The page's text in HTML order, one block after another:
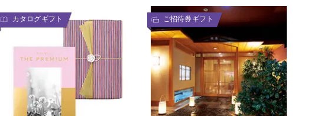
カタログギフト ご招待券ギフト